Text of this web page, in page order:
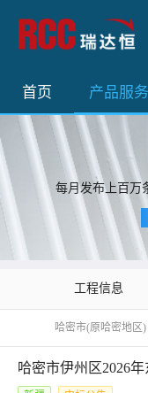
首页 产品服务
每月发布上百万
工程信息
哈密市(原哈密地区)